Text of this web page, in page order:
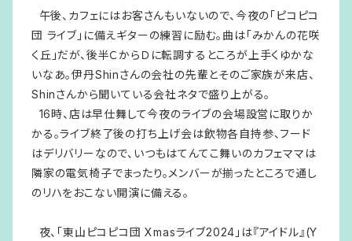
午後、カフェにはお客さんもいないので、今夜の「ピコピコ
団 ライブ」に備えギターの練習に励む。曲は「みかんの花咲
く丘」だが、後半ＣからＤに転調するところが上手くゆかな
いなあ。伊丹Shinさんの会社の先輩とそのご家族が来店、
Shinさんから聞いている会社ネタで盛り上がる。
16時、店は早仕舞して今夜のライブの会場設営に取りか
かる。ライブ終了後の打ち上げ会は飲物各自持参、フード
はデリバリーなので、いつもはてんてこ舞いのカフェママは
隣家の電気椅子でまったり。メンバーが揃ったところで通し
のリハをおこない開演に備える。
夜、「東山ピコピコ団 Xmasライブ2024」は『アイドル』(Y